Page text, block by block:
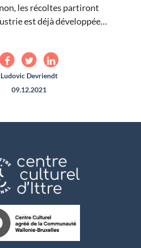
les récoltes partiront
est déjà développée…
Ludovic Devriendt
09.12.2021